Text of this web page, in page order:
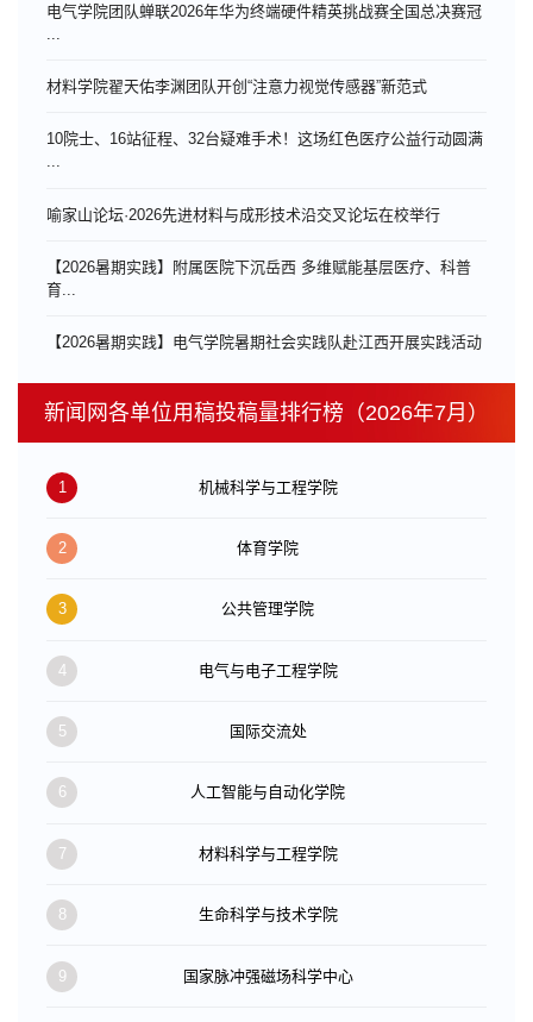
电气学院团队蝉联2026年华为终端硬件精英挑战赛全国总决赛冠
材料学院翟天佑李渊团队开创“注意力视觉传感器”新范式
10院士、16站征程、32台疑难手术！这场红色医疗公益行动圆满
...
喻家山论坛·2026先进材料与成形技术沿交叉论坛在校举行
【2026暑期实践】附属医院下沉岳西 多维赋能基层医疗、科普
育...
【2026暑期实践】电气学院暑期社会实践队赴江西开展实践活动
新闻网各单位用稿投稿量排行榜（2026年7月）
1 机械科学与工程学院
2 体育学院
3 公共管理学院
4 电气与电子工程学院
5 国际交流处
6 人工智能与自动化学院
7 材料科学与工程学院
8 生命科学与技术学院
9 国家脉冲强磁场科学中心